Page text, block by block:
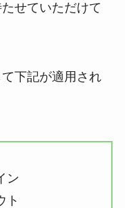
せていただけて
下記が適用され
ン
ト